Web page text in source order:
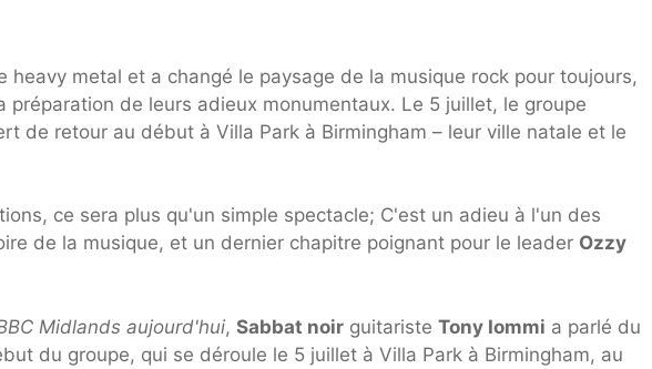
heavy metal et a changé le paysage de la musique rock pour toujours,
de leurs adieux monumentaux. Le 5 juillet, le groupe
de retour au début à Villa Park à Birmingham – leur ville natale et le
ce sera plus qu'un simple spectacle; C'est un adieu à l'un des
de la musique, et un dernier chapitre poignant pour le leader Ozzy
Midlands aujourd'hui, Sabbat noir guitariste Tony Iommi a parlé du
du groupe, qui se déroule le 5 juillet à Villa Park à Birmingham, au